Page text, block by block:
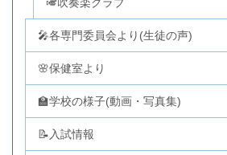
🎤各専門委員会より(生徒の声)
🌸保健室より
🏫学校の様子(動画・写真集)
📝入試情報